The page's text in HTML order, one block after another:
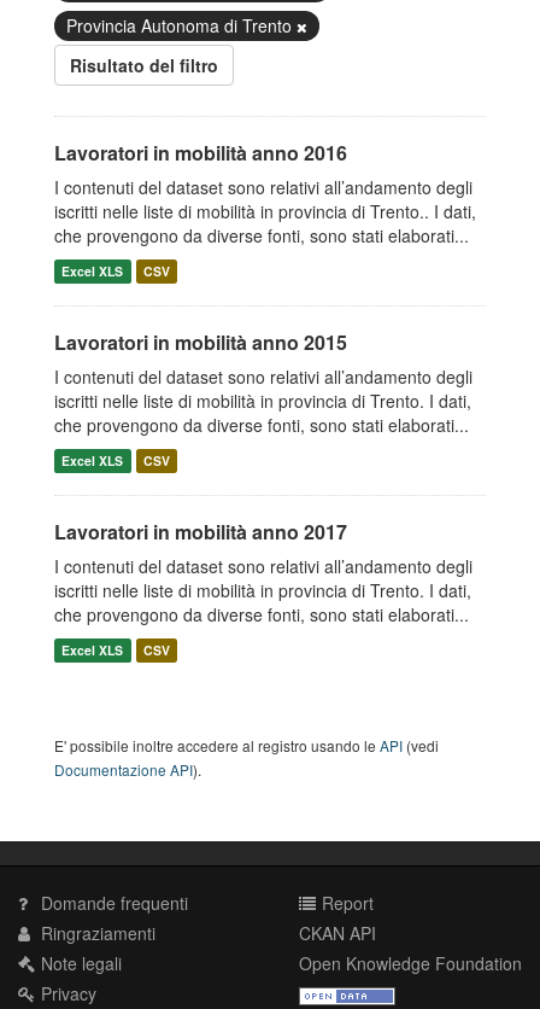
Provincia Autonoma di Trento
Risultato del filtro
Lavoratori in mobilità anno 2016
I contenuti del dataset sono relativi all’andamento degli
iscritti nelle liste di mobilità in provincia di Trento.. I dati,
che provengono da diverse fonti, sono stati elaborati...
Excel XLS CSV
Lavoratori in mobilità anno 2015
I contenuti del dataset sono relativi all’andamento degli
iscritti nelle liste di mobilità in provincia di Trento. I dati,
che provengono da diverse fonti, sono stati elaborati...
Excel XLS CSV
Lavoratori in mobilità anno 2017
I contenuti del dataset sono relativi all’andamento degli
iscritti nelle liste di mobilità in provincia di Trento. I dati,
che provengono da diverse fonti, sono stati elaborati...
Excel XLS CSV
E' possibile inoltre accedere al registro usando le API (vedi
Documentazione API).
Domande frequenti
Ringraziamenti
Note legali
Privacy
Report
CKAN API
Open Knowledge Foundation